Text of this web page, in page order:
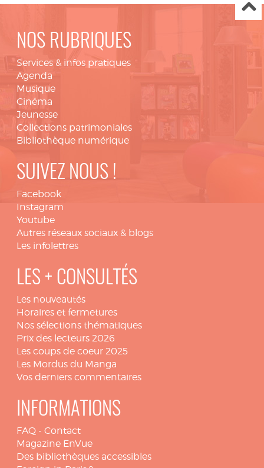
NOS RUBRIQUES
Services & infos pratiques
Agenda
Musique
Cinéma
Jeunesse
Collections patrimoniales
Bibliothèque numérique
SUIVEZ NOUS !
Facebook
Instagram
Youtube
Autres réseaux sociaux & blogs
Les infolettres
LES + CONSULTÉS
Les nouveautés
Horaires et fermetures
Nos sélections thématiques
Prix des lecteurs 2026
Les coups de coeur 2025
Les Mordus du Manga
Vos derniers commentaires
INFORMATIONS
FAQ - Contact
Magazine EnVue
Des bibliothèques accessibles